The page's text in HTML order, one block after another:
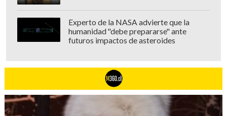
Experto de la NASA advierte que la
humanidad "debe prepararse" ante
futuros impactos de asteroides